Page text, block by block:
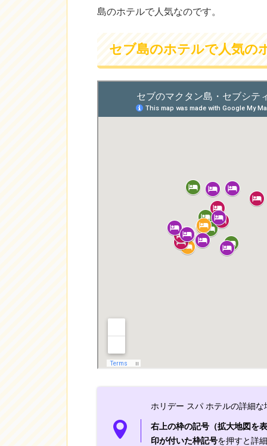
島のホテルで人気なのです。
セブ島のホテルで人気の
ホリデー スパ ホテルの詳細
右上の枠の記号（拡大地図を
印が付いた枠記号を押すと詳